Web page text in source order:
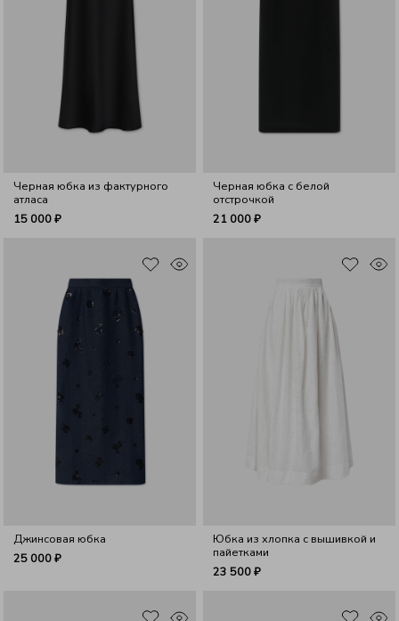
Черная юбка из фактурного
атласа
15 000 ₽
Черная юбка с белой
отстрочкой
21 000 ₽
Джинсовая юбка
25 000 ₽
Юбка из хлопка с вышивкой и
пайетками
23 500 ₽